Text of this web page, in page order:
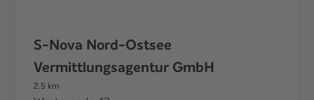
S-Nova Nord-Ostsee
Vermittlungsagentur GmbH
2.5 km